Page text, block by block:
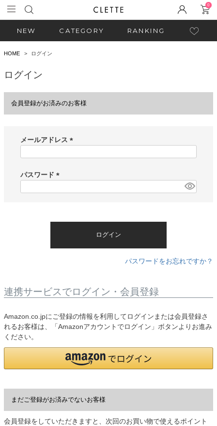
0
NEW CATEGORY RANKING
HOME ログイン
ログイン
会員登録がお済みのお客様
メールアドレス
)
パスワード
ログイン
パスワードをお忘れですか？
連携サービスでログイン・会員登録
Amazon.co.jpにご登録の情報を利用してログインまたは会員登録さ
れるお客様は、「Amazonアカウントでログイン」ボタンよりお進み
ください。
まだご登録がお済みでないお客様
会員登録をしていただきますと、次回のお買い物で使えるポイント